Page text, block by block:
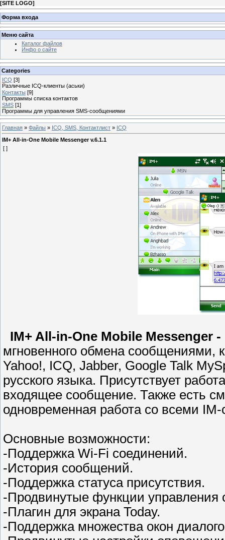
[SITE LOGO]
Форма входа
Меню сайта
Каталог файлов
Инфо о сайте
Categories
ICQ [3]
Различные ICQ-клиенты (аськи)
Контакты [9]
Программы списка контактов
SMS [1]
Программы для управления SMS-сообщениями
Главная » Файлы » ICQ, SMS, Контактлист » ICQ
IM+ All-in-One Mobile Messenger v.6.1.1
[ ]
IM+ All-in-One Mobile Messenger -
мгновенного обмена сообщениями,
Yahoo!, ICQ, Jabber, Google Talk
русского языка. Присутствует
входящее сообщение. Также есть
одновременная работа со всеми
Основные возможности:
-Поддержка Wi-Fi соединений.
-История сообщений.
-Поддержка статуса присутствия.
-Продвинутые функции управления
-Плагин для экрана Today.
-Поддержка множества окон